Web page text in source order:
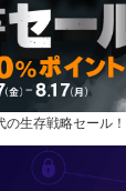
生存戦略セール